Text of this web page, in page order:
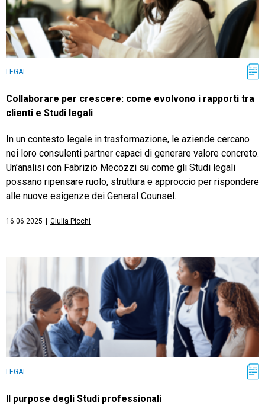
LEGAL
Collaborare per crescere: come evolvono i rapporti tra
clienti e Studi legali
In un contesto legale in trasformazione, le aziende cercano
nei loro consulenti partner capaci di generare valore concreto.
Un’analisi con Fabrizio Mecozzi su come gli Studi legali
possano ripensare ruolo, struttura e approccio per rispondere
alle nuove esigenze dei General Counsel.
16.06.2025 Giulia Picchi
LEGAL
Il purpose degli Studi professionali